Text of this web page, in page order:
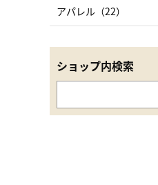
アパレル（22）
ショップ内検索